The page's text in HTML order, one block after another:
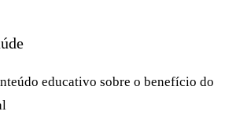
educativo sobre o benefício do